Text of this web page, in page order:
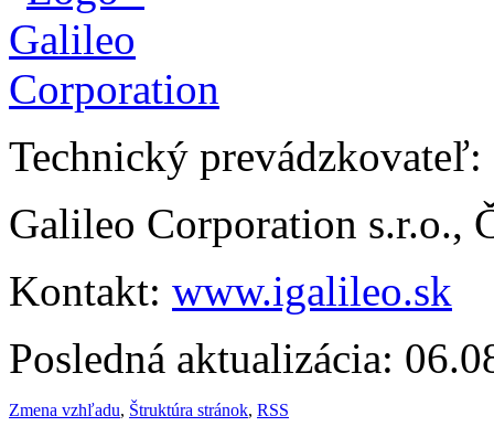
Technický prevádzkovateľ:
Galileo Corporation s.r.o.,
Kontakt: www.igalileo.sk
Posledná aktualizácia:
Zmena vzhľadu, Štruktúra stránok, RSS